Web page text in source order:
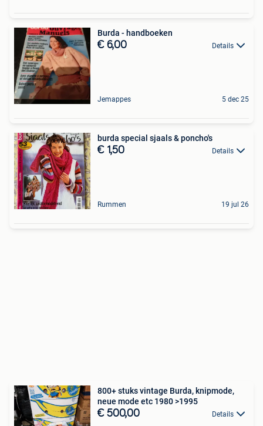
Burda - handboeken
€ 6,00 Details
Jemappes 5 dec 25
burda special sjaals & poncho's
€ 1,50 Details
Rummen 19 jul 26
800+ stuks vintage Burda, knipmode,
neue mode etc 1980 >1995
€ 500,00 Details